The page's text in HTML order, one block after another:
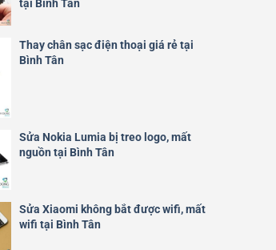
tại Bình Tân
Thay chân sạc điện thoại giá rẻ tại
Bình Tân
Sửa Nokia Lumia bị treo logo, mất
nguồn tại Bình Tân
Sửa Xiaomi không bắt được wifi, mất
wifi tại Bình Tân